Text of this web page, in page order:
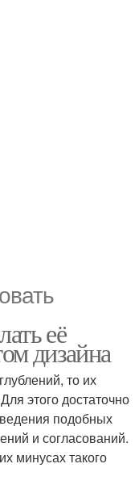
её
дизайна
то их
этого достаточно
подобных
и согласований.
минусах такого